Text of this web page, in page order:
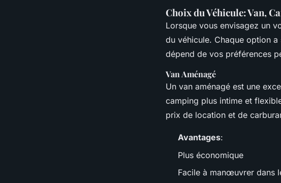
Choix du Véhicule: Van,
Lorsque vous envisagez un
du véhicule. Chaque option
dépend de vos préférences
Van Aménagé
Un van aménagé est une
camping plus intime et
prix de location et de
Avantages:
Plus économique
Facile à manœuvrer dans